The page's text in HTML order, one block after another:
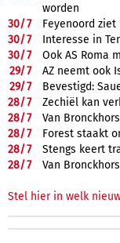
worden
30/7
Feyenoord ziet
30/7
Interesse in
30/7
Ook AS Roma
29/7
AZ neemt ook
29/7
Bevestigd:
28/7
Zechiël kan
28/7
Van
28/7
Forest staakt
28/7
Stengs keert
28/7 Van
Stel hier in welk